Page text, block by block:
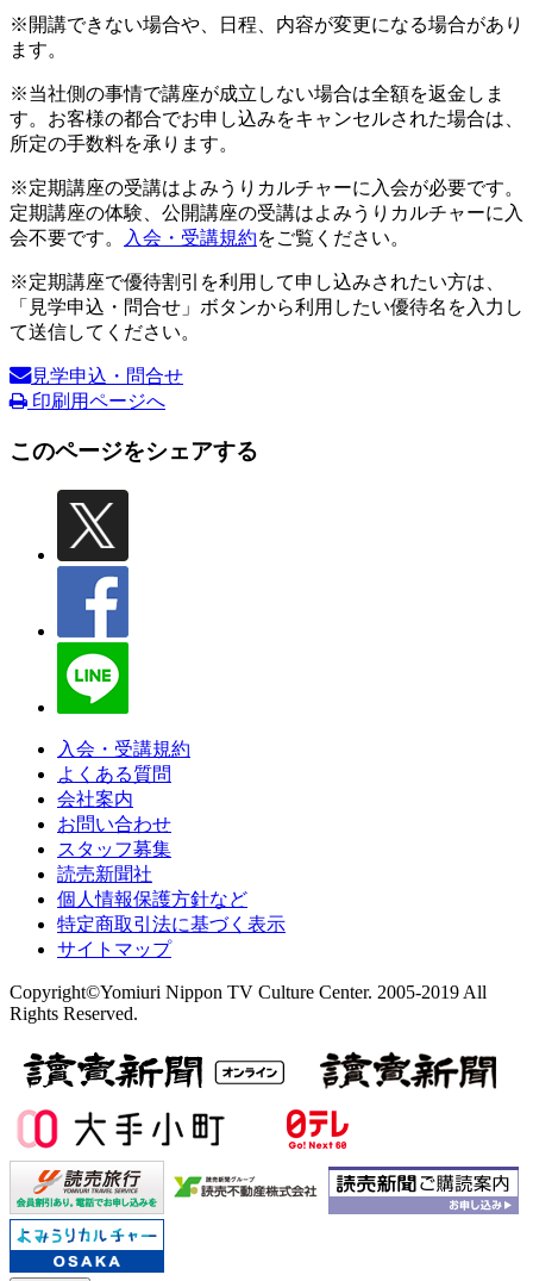
※開講できない場合や、日程、内容が変更になる場合があり
ます。
※当社側の事情で講座が成立しない場合は全額を返金しま
す。お客様の都合でお申し込みをキャンセルされた場合は、
所定の手数料を承ります。
※定期講座の受講はよみうりカルチャーに入会が必要です。
定期講座の体験、公開講座の受講はよみうりカルチャーに入
会不要です。
入会・受講規約をご覧ください。
※定期講座で優待割引を利用して申し込みされたい方は、
「見学申込・問合せ」ボタンから利用したい優待名を入力し
て送信してください。
見学申込・問合せ
印刷用ページへ
このページをシェアする
入会・受講規約
よくある質問
会社案内
お問い合わせ
スタッフ募集
読売新聞社
個人情報保護方針など
特定商取引法に基づく表示
サイトマップ
Copyright©Yomiuri Nippon TV Culture Center. 2005-2019 All
Rights Reserved.